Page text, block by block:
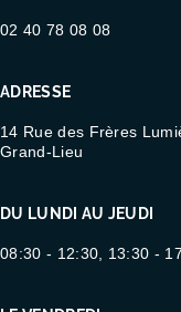
02 40 78 08 08
ADRESSE
14 Rue des Frères
Grand-Lieu
DU LUNDI AU JEUDI
08:30 - 12:30, 13:30 -